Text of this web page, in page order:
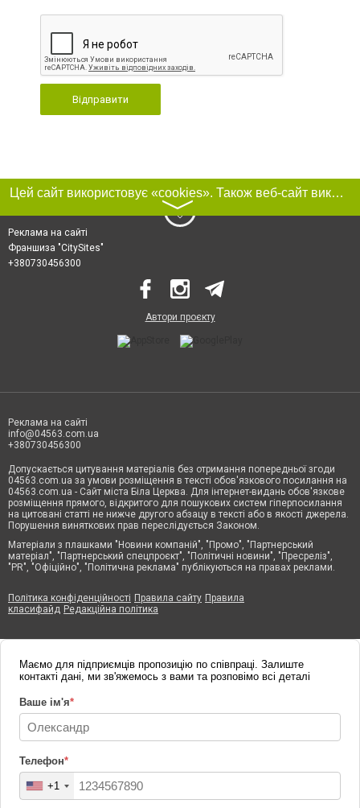
Відправити
Цей сайт використовує «cookies». Також веб-сайт використовує інтернет-сервіс для збору технічних даних стосовно відвідувачів з метою отримання маркетингової та статистичної інформації. Умови обробки даних відвідувачів сайту див.
〉
Реклама на сайті
Франшиза "CitySites"
+380730456300
Автори проєкту
Реклама на сайті
info@04563.com.ua
+380730456300
Допускається цитування матеріалів без отримання попередньої згоди
04563.com.ua за умови розміщення в тексті обов'язкового посилання на
04563.com.ua - Сайт міста Біла Церква. Для інтернет-видань обов'язкове
розміщення прямого, відкритого для пошукових систем гіперпосилання
на цитовані статті не нижче другого абзацу в тексті або в якості джерела.
Порушення виняткових прав переслідується Законом.
Матеріали з плашками "Новини компаній", "Промо", "Партнерський
матеріал", "Партнерський спецпроєкт", "Політичні новини", "Пресреліз",
"PR", "Офіційно", "Політична реклама" публікуються на правах реклами.
Політика конфіденційності Правила сайту Правила
класифайд Редакційна політика
Маємо для підприємців пропозицію по співпраці. Залиште
контакті дані, ми зв'яжемось з вами та розповімо всі деталі
Ваше ім'я*
Телефон*
+1